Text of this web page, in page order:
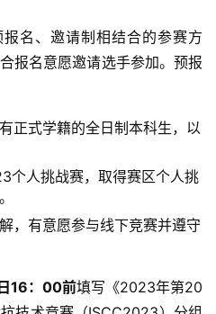
名、邀请制相结合的参赛方
报名意愿邀请选手参加。预报
正式学籍的全日制本科生，以
个人挑战赛，取得赛区个人挑
，有意愿参与线下竞赛并遵守
16： 00前填写《2023年第20